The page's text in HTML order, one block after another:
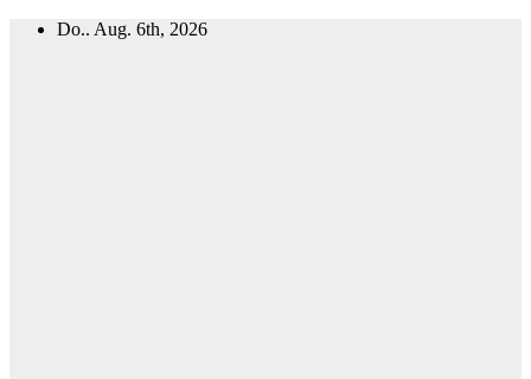
Zum
Do.. Aug. 6th, 2026